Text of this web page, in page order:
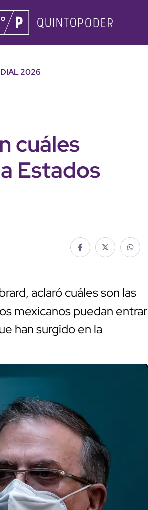
2026
cuáles
Estados
aclaró cuáles son las
mexicanos puedan entrar
han surgido en la